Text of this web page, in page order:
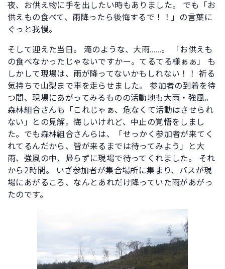
夜、お供え物に手を出したい時もありました。 でも「お
供えもの食べて、雨降ったら後悔するで！！」の言葉に
ぐっと我慢。
そして迎えた当日。 滝のような、大雨……。 「お供えも
の食べなかったじゃないですかー。てるてる様ぁぁ」 も
しかして現場は、雨が降ってないかもしれない！！ 祈る
気持ちで山梨まで車を走らせました。 参加者の到着を待
つ間、現場にあがってみるものの活動地も大雨・強風。
森林組合さんも「これじゃぁ、危なくて活動はさせられ
ない」との見解。悔しいけれど、中止の覚悟をしまし
た。でも森林組合さんらは、「せっかく参加者が来てく
れてるんだから、皆が来るまでは待ってみよう」と大
雨、強風の中、帰らずに現場で待ってくれました。 それ
から2時間。 いざ参加者が集合場所に集まり、バスが現
場にあがるころ、なんとあれだけ降っていた雨があがっ
たのです。